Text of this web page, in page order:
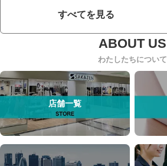
すべてを見る
わたしたちについて
店舗一覧